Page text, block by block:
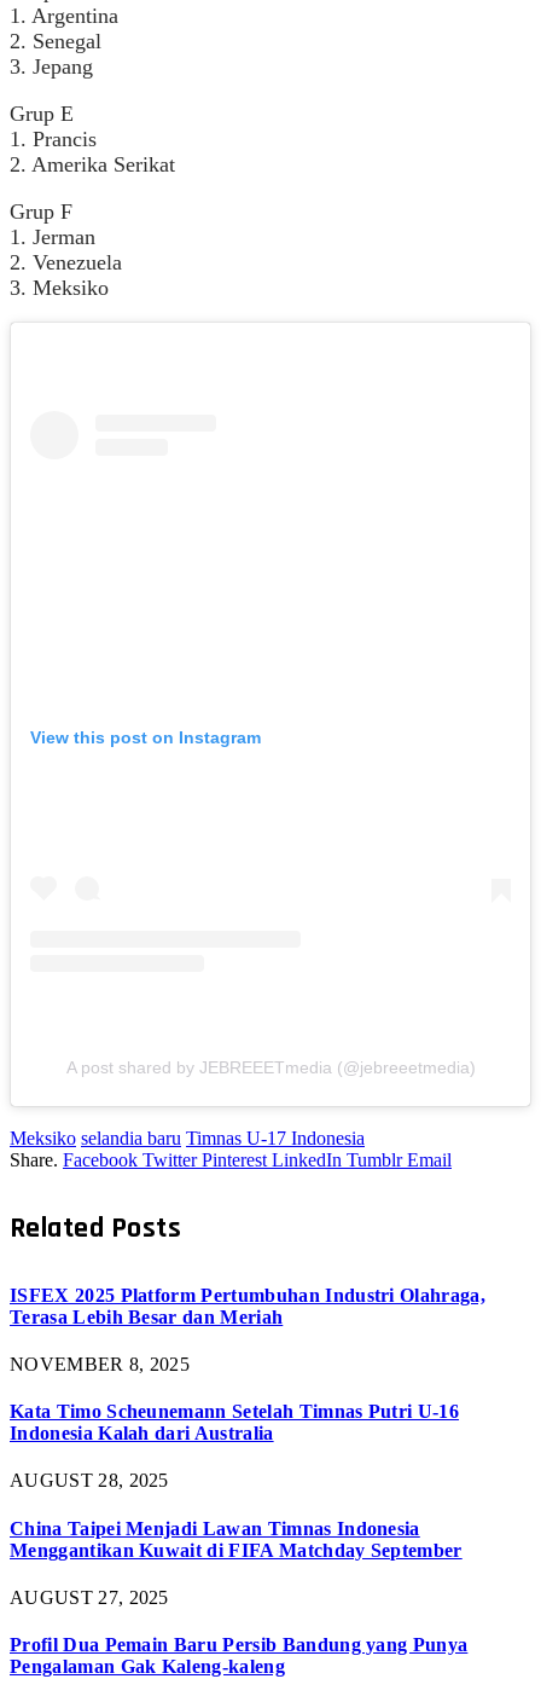
1. Argentina
2. Senegal
3. Jepang
Grup E
1. Prancis
2. Amerika Serikat
Grup F
1. Jerman
2. Venezuela
3. Meksiko
View this post on Instagram
A post shared by JEBREEETmedia (@jebreeetmedia)
Meksiko selandia baru Timnas U-17 Indonesia
Share. Facebook Twitter Pinterest LinkedIn Tumblr Email
Related Posts
ISFEX 2025 Platform Pertumbuhan Industri Olahraga,
Terasa Lebih Besar dan Meriah
NOVEMBER 8, 2025
Kata Timo Scheunemann Setelah Timnas Putri U-16
Indonesia Kalah dari Australia
AUGUST 28, 2025
China Taipei Menjadi Lawan Timnas Indonesia
Menggantikan Kuwait di FIFA Matchday September
AUGUST 27, 2025
Profil Dua Pemain Baru Persib Bandung yang Punya
Pengalaman Gak Kaleng-kaleng